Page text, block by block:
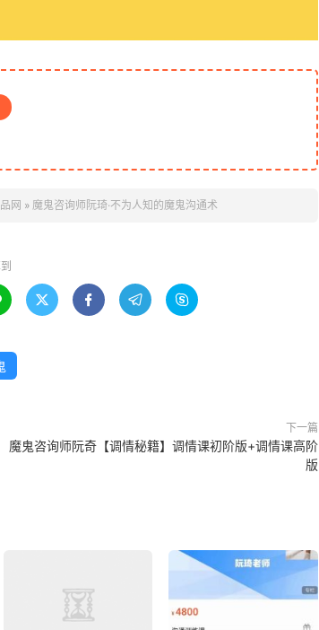
网 » 魔鬼咨询师阮琦·不为人知的魔鬼沟通术
   
下一篇
魔鬼咨询师阮奇【调情秘籍】调情课初阶版+调情课高阶
版